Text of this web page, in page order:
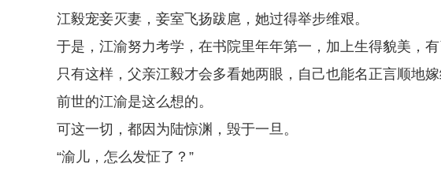
江毅宠妾灭妻，妾室飞扬跋扈，她过得举步维艰。
于是，江渝努力考学，在书院里年年第一，加上生得貌美，有
只有这样，父亲江毅才会多看她两眼，自己也能名正言顺地
前世的江渝是这么想的。
可这一切，都因为陆惊渊，毁于一旦。
“渝儿，怎么发怔了？”